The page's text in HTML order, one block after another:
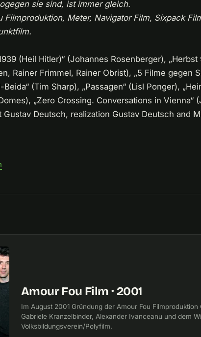
sie sind, ist immer gleich.
Filmproduktion, Meter, Navigator Film, Sixpack
(Heil Hitler)“ (Johannes Rosenberger), „Herbst
Rainer Frimmel, Rainer Obrist), „5 Filme gegen
(Tim Sharp), „Passagen“ (Lisl Ponger),
„Zero Crossing. Conversations in Vienna“
Gustav Deutsch, realization Gustav Deutsch and
Amour Fou Film · 2001
Im August 2001 Gründung der Amour Fou
Gabriele Kranzelbinder, Alexander Ivanceanu und dem
Volksbildungsverein/Polyfilm.